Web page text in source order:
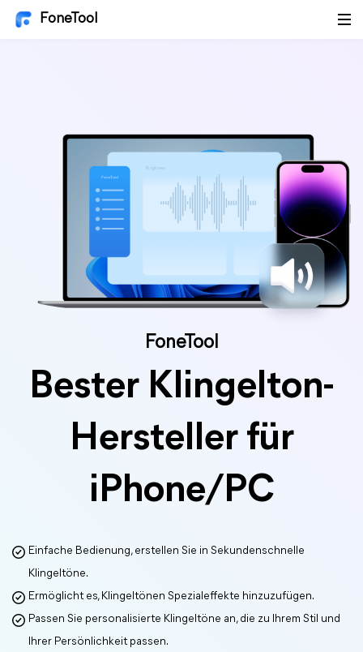
FoneTool
FoneTool
Bester Klingelton-
Hersteller für
iPhone/PC
Einfache Bedienung, erstellen Sie in Sekundenschnelle
Klingeltöne.
Ermöglicht es, Klingeltönen Spezialeffekte hinzuzufügen.
Passen Sie personalisierte Klingeltöne an, die zu Ihrem Stil und
Ihrer Persönlichkeit passen.